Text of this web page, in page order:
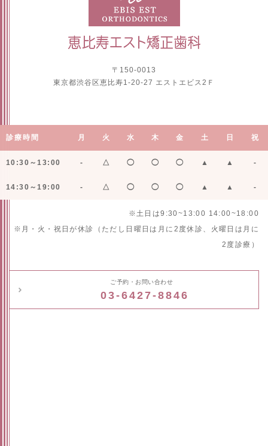
〒150-0013
東京都渋谷区恵比寿1-20-27 エストエビス2Ｆ
診療時間 月 火 水 木 金 土 日 祝
10:30～13:00 - △ ◯ ◯ ◯ ▲ ▲ -
14:30～19:00 - △ ◯ ◯ ◯ ▲ ▲ -
※土日は9:30~13:00 14:00~18:00
※月・火・祝日が休診（ただし日曜日は月に2度休診、火曜日は月に
2度診療）
ご予約・お問い合わせ
03-6427-8846